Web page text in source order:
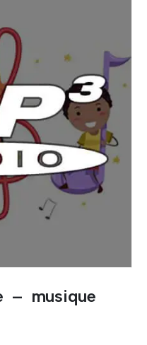
– musique